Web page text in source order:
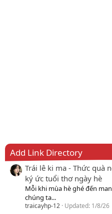
Add Link Directory
Trái lê ki ma - Thức quà
ký ức tuổi thơ ngày hè
Mỗi khi mùa hè ghé đến
chúng ta...
traicayhp-12 Updated: 1/8/26